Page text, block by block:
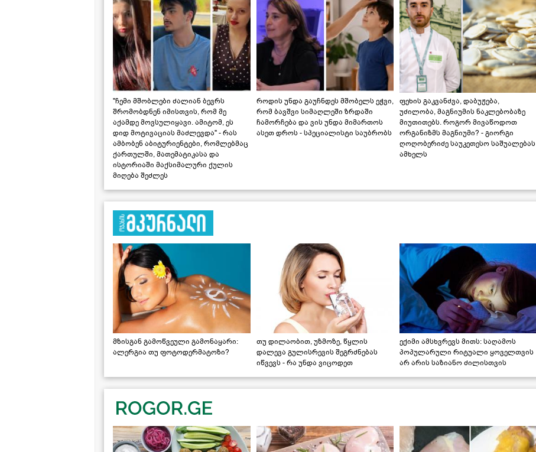
"ჩემი მშობლები ძალიან ბევრს
შრომობდნენ იმისთვის, რომ მე
აქამდე მოვსულიყავი. ამიტომ, ეს
დიდ მოტივაციას მაძლევდა" - რას
ამბობენ აბიტურიენტები, რომლებმაც
ქართულში, მათემატიკასა და
ისტორიაში მაქსიმალური ქულის
მიღება შეძლეს
როდის უნდა გაუჩნდეს მშობელს ეჭვი,
რომ ბავშვი სიმაღლეში ზრდაში
ჩამორჩება და ვის უნდა მიმართოს
ასეთ დროს - სპეციალისტი საუბრობს
ფეხის გაკვანძვა, დაბუჟება,
უძილობა, მაგნიუმის ნაკლებობაზე
მიუთითებს. როგორ მივაწოდოთ
ორგანიზმს მაგნიუმი? - გიორგი
ღოღობერიძე საუკეთესო საშუალებას
ამხელს
მზისგან გამოწვეული გამონაყარი:
ალერგია თუ ფოტოდერმატოზი?
თუ დილაობით, უზმოზე, წყლის
დალევა გულისრევის შეგრძნებას
იწვევს - რა უნდა ვიცოდეთ
ექიმი ამსხვრევს მითს: საღამოს
პოპულარული რიტუალი ყოველთვის
არ არის საზიანო ძილისთვის